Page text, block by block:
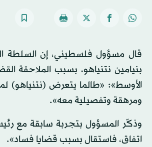
قال مسؤول فلسطيني، إن السلطة
بنيامين نتنياهو، بسبب الملاحقة
الأوسط»: «طالما يتعرض (نتنياهو)
ومرهقة وتفصيلية معه».
وذكّر المسؤول بتجربة سابقة مع
اتفاق، فاستقال بسبب قضايا فساد».